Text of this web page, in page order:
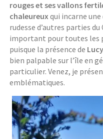
rouges et ses vallons
chaleureuxqui incarne
rudesse d’autres parties du
important pour toutes les
puisque la présence de
bien palpable sur l’île en
particulier. Venez, je
emblématiques.